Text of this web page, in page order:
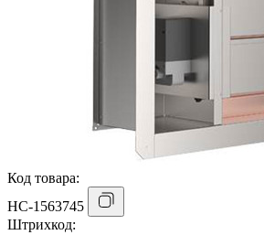
Код товара:
НС-1563745
Штрихкод: